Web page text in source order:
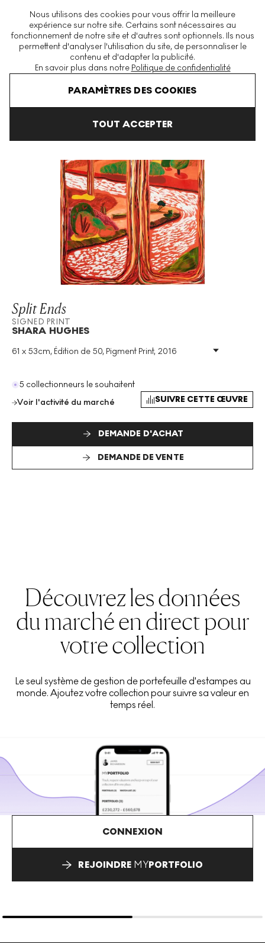
Nous utilisons des cookies pour vous offrir la meilleure
expérience sur notre site. Certains sont nécessaires au
fonctionnement de notre site et d'autres sont optionnels. Ils nous
permettent d'analyser l'utilisation du site, de personnaliser le
contenu et d'adapter la publicité.
En savoir plus dans notre Politique de confidentialité
PARAMÈTRES DES COOKIES
TOUT ACCEPTER
La plus grande plateforme mondiale d'estampes et éditions
modernes et contemporaines
Shara Hughes Split Ends Signed Print
Split Ends
SIGNED PRINT
SHARA HUGHES
61 x 53cm, Édition de 50, Pigment Print, 2016
Technique
Pigment Print
Année: 2016
Signé
Oui
Format: Signed Print
5 collectionneurs le souhaitent
Voir l'activité du marché
SUIVRE CETTE ŒUVRE
DEMANDE D'ACHAT
DEMANDE DE VENTE
Découvrez les données
du marché en direct pour
votre collection
Le seul système de gestion de portefeuille d'estampes au
monde. Ajoutez votre collection pour suivre sa valeur en
temps réel.
CONNEXION
REJOINDRE MYPORTFOLIO